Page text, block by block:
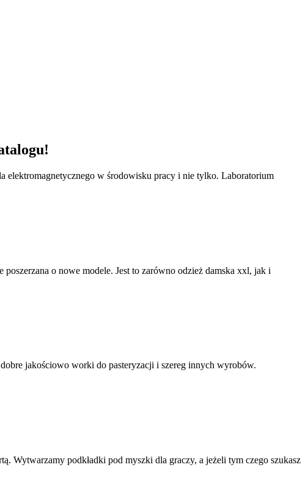
w środowisku pracy i nie tylko. Laboratorium
o nowe modele. Jest to zarówno odzież damska xxl, jak i
jakościowo worki do pasteryzacji i szereg innych wyrobów.
Wytwarzamy podkładki pod myszki dla graczy, a jeżeli tym czego szukasz